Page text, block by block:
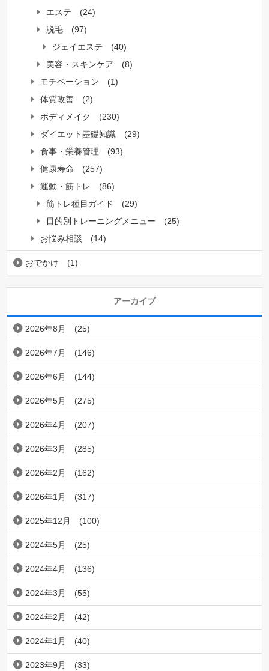
エステ
(24)
脱毛
(97)
ジェイエステ
(40)
美容・スキンケア
(8)
モチベーション
(1)
体質改善
(2)
ボディメイク
(230)
ダイエット基礎知識
(29)
食事・栄養管理
(93)
健康寿命
(257)
運動・筋トレ
(86)
筋トレ種目ガイド
(29)
目的別トレーニングメニュー
(25)
お悩み相談
(14)
おでかけ (1)
アーカイブ
2026年8月 (25)
2026年7月 (146)
2026年6月 (144)
2026年5月 (275)
2026年4月 (207)
2026年3月 (285)
2026年2月 (162)
2026年1月 (317)
2025年12月 (100)
2024年5月 (25)
2024年4月 (136)
2024年3月 (55)
2024年2月 (42)
2024年1月 (40)
2023年9月 (33)